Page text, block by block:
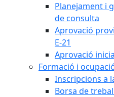
Planejament i
de consulta
Aprovació
E-21
Aprovació
Formació i
Inscripcions a
Borsa de